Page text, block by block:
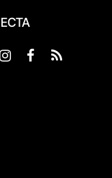
InstagramFacebook
RSS